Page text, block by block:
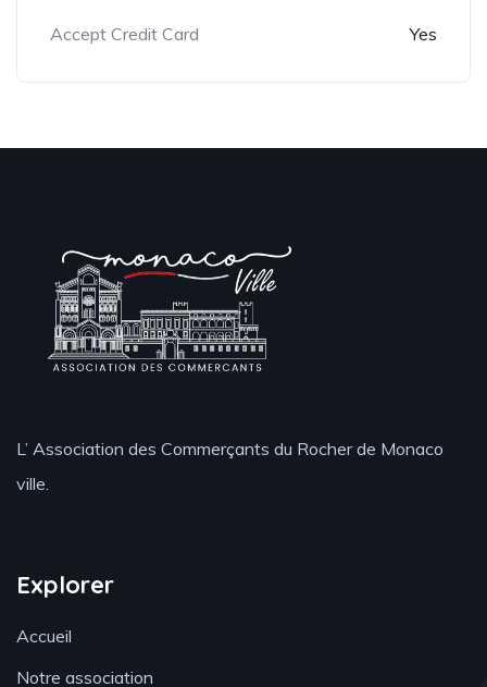
Accept Credit Card Yes
L’ Association des Commerçants du Rocher de Monaco
ville.
Explorer
Accueil
Notre association